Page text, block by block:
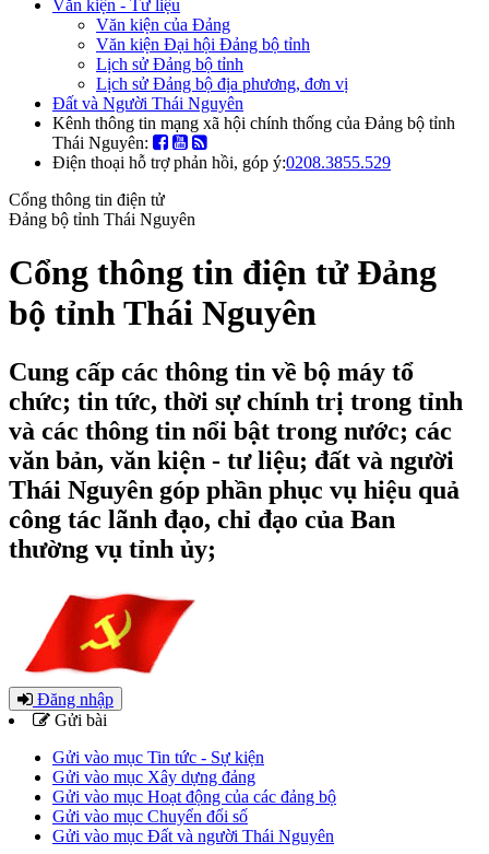
Văn kiện - Tư liệu
Văn kiện của Đảng
Văn kiện Đại hội Đảng bộ tỉnh
Lịch sử Đảng bộ tỉnh
Lịch sử Đảng bộ địa phương, đơn vị
Đất và Người Thái Nguyên
Kênh thông tin mạng xã hội chính thống của Đảng bộ tỉnh
Thái Nguyên:
Điện thoại hỗ trợ phản hồi, góp ý:0208.3855.529
Cổng thông tin điện tử
Đảng bộ tỉnh Thái Nguyên
Cổng thông tin điện tử Đảng
bộ tỉnh Thái Nguyên
Cung cấp các thông tin về bộ máy tổ
chức; tin tức, thời sự chính trị trong tỉnh
và các thông tin nổi bật trong nước; các
văn bản, văn kiện - tư liệu; đất và người
Thái Nguyên góp phần phục vụ hiệu quả
công tác lãnh đạo, chỉ đạo của Ban
thường vụ tỉnh ủy;
Đăng nhập
Gửi bài
Gửi vào mục Tin tức - Sự kiện
Gửi vào mục Xây dựng đảng
Gửi vào mục Hoạt động của các đảng bộ
Gửi vào mục Chuyển đổi số
Gửi vào mục Đất và người Thái Nguyên